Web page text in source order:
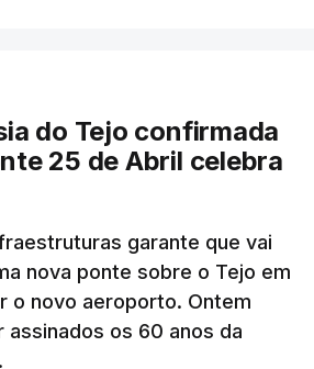
do Tejo confirmada
25 de Abril celebra
garante que vai
nova ponte sobre o Tejo em
o novo aeroporto. Ontem
assinados os 60 anos da